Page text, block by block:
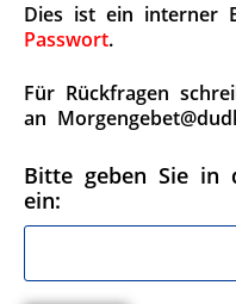
Dies ist ein interner
Passwort.
Für Rückfragen
an
Bitte geben Sie in
ein: